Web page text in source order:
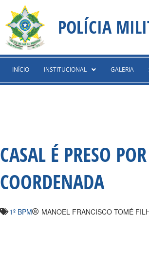
content
para
conteúdo
POLÍCIA
INÍCIO INSTITUCIONAL GALERIA
CASAL É PRESO
COORDENADA
1º BPM MANOEL FRANCISCO TOMÉ